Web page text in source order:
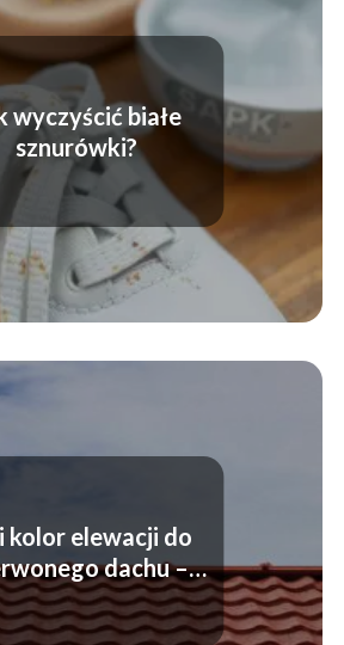
wyczyścić białe
sznurówki?
kolor elewacji do
dachu –
dla właścicieli
domów